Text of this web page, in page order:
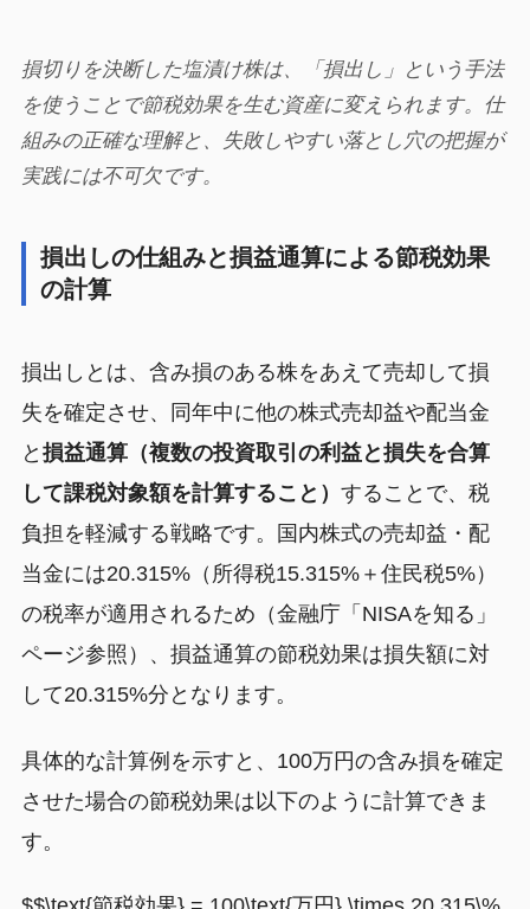
損切りを決断した塩漬け株は、「損出し」という手法
を使うことで節税効果を生む資産に変えられます。仕
組みの正確な理解と、失敗しやすい落とし穴の把握が
実践には不可欠です。
損出しの仕組みと損益通算による節税効果
の計算
損出しとは、含み損のある株をあえて売却して損
失を確定させ、同年中に他の株式売却益や配当金
と 損益通算（複数の投資取引の利益と損失を合算
して課税対象額を計算すること） することで、税
負担を軽減する戦略です。国内株式の売却益・配
当金には20.315%（所得税15.315%＋住民税5%）
の税率が適用されるため（金融庁「NISAを知る」
ページ参照）、損益通算の節税効果は損失額に対
して20.315%分となります。
具体的な計算例を示すと、100万円の含み損を確定
させた場合の節税効果は以下のように計算できま
す。